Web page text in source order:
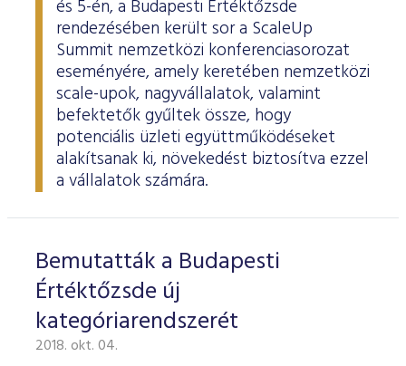
és 5-én, a Budapesti Értéktőzsde
rendezésében került sor a ScaleUp
Summit nemzetközi konferenciasorozat
eseményére, amely keretében nemzetközi
scale-upok, nagyvállalatok, valamint
befektetők gyűltek össze, hogy
potenciális üzleti együttműködéseket
alakítsanak ki, növekedést biztosítva ezzel
a vállalatok számára.
Bemutatták a Budapesti
Értéktőzsde új
kategóriarendszerét
2018. okt. 04.